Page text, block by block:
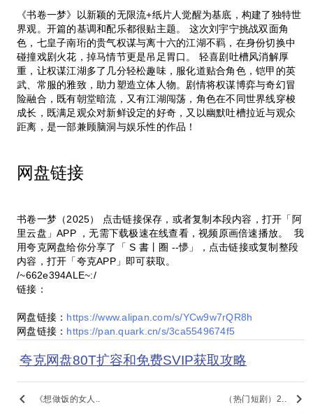
《书卷一梦》以新颖的无限流+纸片人觉醒为基底，构建了独特世
界观。开篇的基调和配乐都很贴主题。 这次刘宇宁挑战双面角
色，七皇子南珩的贵气权谋与离十六的江湖不羁，在身份切换中
碰撞戏剧火花，掉马情节更是吊足胃口。 轻喜剧吐槽风消解厚
重，让权谋江湖多了几分轻松趣味，服化道贴合角色，铠甲的英
武、常服的雅致，助力塑造立体人物。剧情将权谋博弈与奇幻冒
险融合，既有朝堂暗流，又有江湖闯荡，角色在不同世界线穿梭
成长，既满足观众对新鲜设定的好奇，又以幽默吐槽拉近与观众
距离，是一部兼顾脑洞与娱乐性的作品！
网盘链接
书卷一梦（2025） 点击链接保存，或者复制本段内容，打开「阿
里云盘」APP ，无需下载极速在线查看，视频原画倍速播放。 我
用夸克网盘给你分享了「 S 書丨圈 --懜」，点击链接或复制整段
内容，打开「夸克APP」即可获取。
/~662e394ALE~:/
链接：
网盘链接： https://www.alipan.com/s/YCw9w7rQR8h
网盘链接： https://pan.quark.cn/s/3ca5549674f5
夸克网盘80T扩容和免费SVIP获取攻略
keyboard_arrow_left 《想做饭的女人.. （热门短剧）2.. keyboard_arrow_right